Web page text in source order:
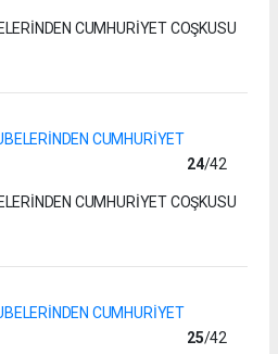
CUMHURİYET COŞKUSU
24/42
CUMHURİYET COŞKUSU
25/42